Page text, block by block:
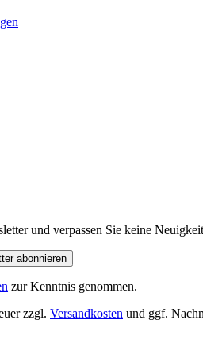
und verpassen Sie keine
abonnieren
zur Kenntnis genommen.
zzgl. Versandkosten und ggf.